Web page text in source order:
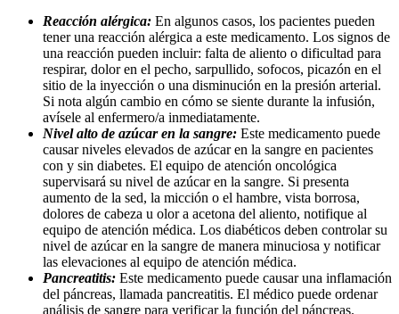
Reacción alérgica: En algunos casos, los pacientes pueden
tener una reacción alérgica a este medicamento. Los signos de
una reacción pueden incluir: falta de aliento o dificultad para
respirar, dolor en el pecho, sarpullido, sofocos, picazón en el
sitio de la inyección o una disminución en la presión arterial.
Si nota algún cambio en cómo se siente durante la infusión,
avísele al enfermero/a inmediatamente.
Nivel alto de azúcar en la sangre: Este medicamento puede
causar niveles elevados de azúcar en la sangre en pacientes
con y sin diabetes. El equipo de atención oncológica
supervisará su nivel de azúcar en la sangre. Si presenta
aumento de la sed, la micción o el hambre, vista borrosa,
dolores de cabeza u olor a acetona del aliento, notifique al
equipo de atención médica. Los diabéticos deben controlar su
nivel de azúcar en la sangre de manera minuciosa y notificar
las elevaciones al equipo de atención médica.
Pancreatitis: Este medicamento puede causar una inflamación
del páncreas, llamada pancreatitis. El médico puede ordenar
análisis de sangre para verificar la función del páncreas.